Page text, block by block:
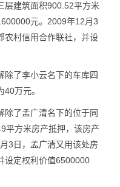
层建筑面积900.52平方米
元。2009年12月3
农村信用合作联社，并设
除了李小云名下的车库四
万元。
除了孟广清名下的位于同
平方米房产抵押，该房产
3日，孟广清又用该处房
设定权利价值6500000